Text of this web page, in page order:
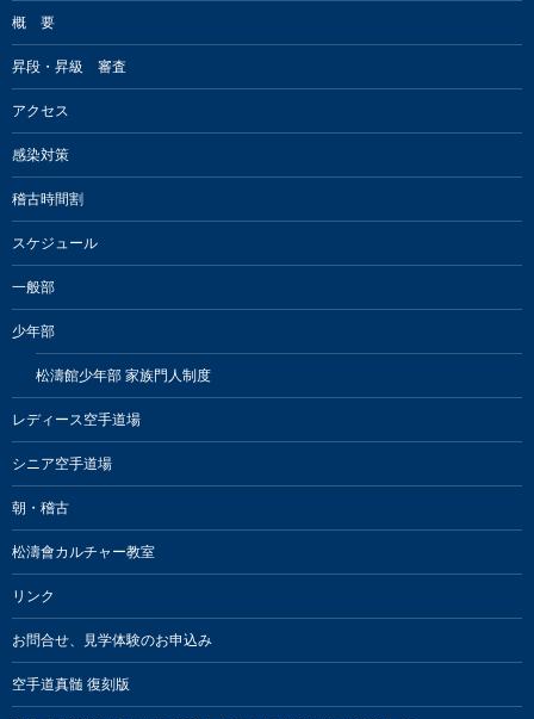
ン
概 要
昇段・昇級 審査
アクセス
感染対策
稽古時間割
スケジュール
一般部
少年部
松濤館少年部 家族門人制度
レディース空手道場
シニア空手道場
朝・稽古
松濤會カルチャー教室
リンク
お問合せ、見学体験のお申込み
空手道真髄 復刻版